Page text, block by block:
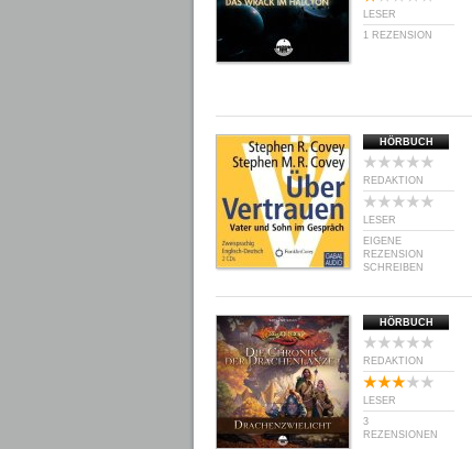
LESER
1 REZENSION
HÖRBUCH
REDAKTION
LESER
EIGENE
REZENSION
SCHREIBEN
HÖRBUCH
REDAKTION
LESER
3
REZENSIONEN